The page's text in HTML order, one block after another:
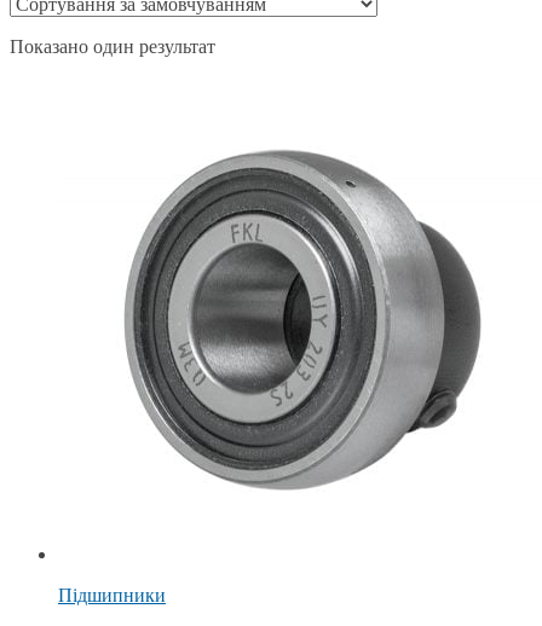
Показано один результат
Підшипники